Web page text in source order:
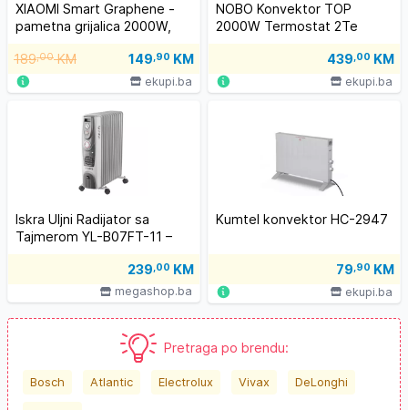
XIAOMI Smart Graphene -
pametna grijalica 2000W,
189,00KM 149,90 KM
ekupi.ba
NOBO Konvektor TOP
2000W Termostat 2Te
439,00 KM
ekupi.ba
Iskra Uljni Radijator sa
Tajmerom YL-B07FT-11 –
239,00 KM
megashop.ba
Kumtel konvektor HC-2947
79,90 KM
ekupi.ba
Pretraga po brendu:
Bosch Atlantic Electrolux Vivax DeLonghi